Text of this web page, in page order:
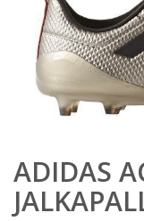
ADIDAS